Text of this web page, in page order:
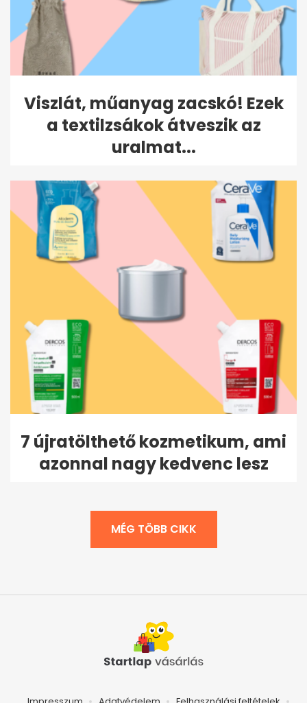
Viszlát, műanyag zacskó! Ezek
a textilzsákok átveszik az
uralmat...
7 újratölthető kozmetikum, ami
azonnal nagy kedvenc lesz
MÉG TÖBB CIKK